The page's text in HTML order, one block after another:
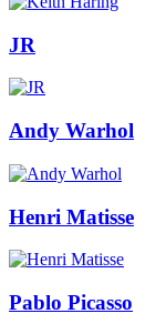
JR
Andy Warhol
Henri Matisse
Pablo Picasso